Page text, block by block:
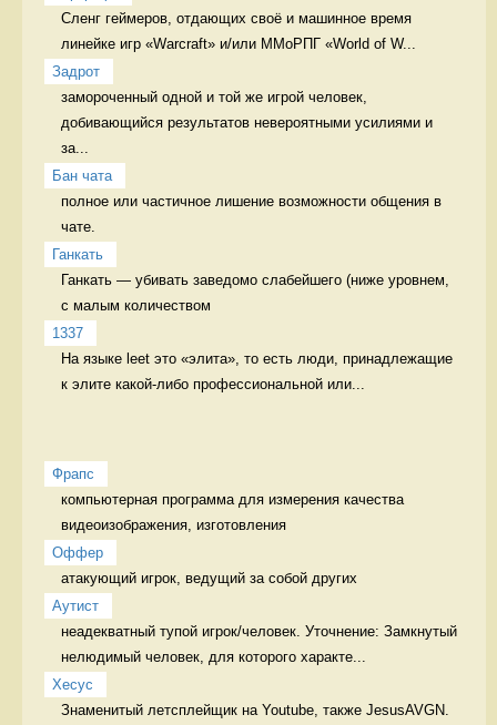
Сленг геймеров, отдающих своё и машинное время
линейке игр «Warcraft» и/или ММоРПГ «World of W...
Задрот
замороченный одной и той же игрой человек,
добивающийся результатов невероятными усилиями и
за...
Бан чата
полное или частичное лишение возможности общения в
чате.
Ганкать
Ганкать — убивать заведомо слабейшего (ниже уровнем,
с малым количеством
1337
На языке leet это «элита», то есть люди, принадлежащие
к элите какой-либо профессиональной или...
Фрапс
компьютерная программа для измерения качества
видеоизображения, изготовления
Оффер
атакующий игрок, ведущий за собой других
Аутист
неадекватный тупой игрок/человек. Уточнение: Замкнутый
нелюдимый человек, для которого характе...
Хесус
Знаменитый летсплейщик на Youtube, также JesusAVGN.